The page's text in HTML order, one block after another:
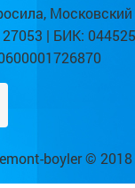
Московский
| БИК:
boyler © 2018